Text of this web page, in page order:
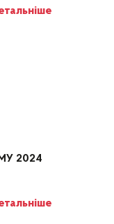
2024